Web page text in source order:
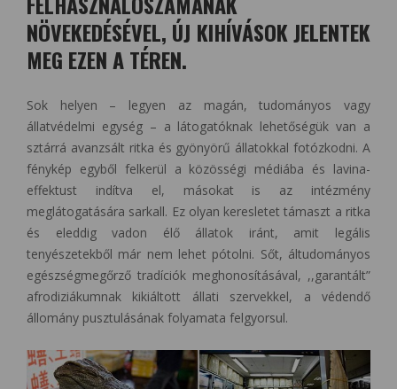
NÖVEKEDÉSÉVEL, ÚJ KIHÍVÁSOK JELENTEK
MEG EZEN A TÉREN.
Sok helyen – legyen az magán, tudományos vagy
állatvédelmi egység – a látogatóknak lehetőségük van a
sztárrá avanzsált ritka és gyönyörű állatokkal fotózkodni. A
fénykép egyből felkerül a közösségi médiába és lavina-
effektust indítva el, másokat is az intézmény
meglátogatására sarkall. Ez olyan keresletet támaszt a ritka
és eleddig vadon élő állatok iránt, amit legális
tenyészetekből már nem lehet pótolni. Sőt, áltudományos
egészségmegőrző tradíciók meghonosításával, ,,garantált”
afrodiziákumnak kikiáltott állati szervekkel, a védendő
állomány pusztulásának folyamata felgyorsul.